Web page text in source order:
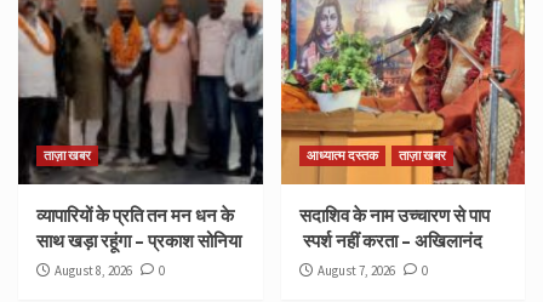
ताज़ा खबर
व्यापारियों के प्रति तन मन धन के
साथ खड़ा रहूंगा – प्रकाश सोनिया
August 8, 2026 0
आध्यात्म दस्तक ताज़ा खबर
सदाशिव के नाम उच्चारण से पाप
स्पर्श नहीं करता – अखिलानंद
August 7, 2026 0